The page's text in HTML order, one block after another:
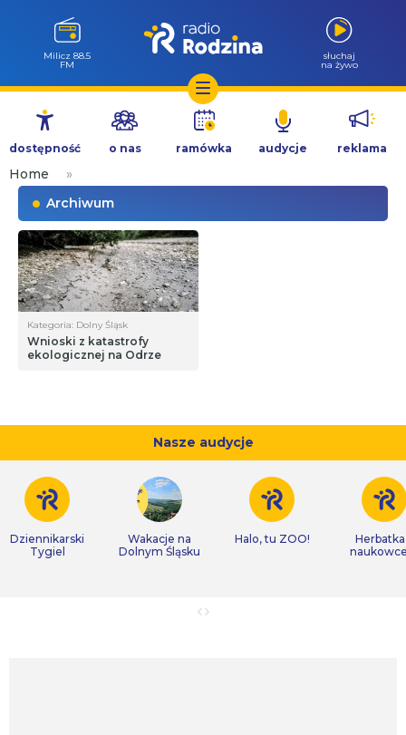
Przejdź
treści
Milicz 88.5
FM
słuchaj
na żywo
dostępność o nas ramówka audycje reklama
Home
»
Archiwum
Kategoria: Dolny Śląsk
Wnioski z katastrofy
ekologicznej na Odrze
Nasze audycje
Dziennikarski
Tygiel
Wakacje na
Dolnym Śląsku
Halo, tu ZOO!